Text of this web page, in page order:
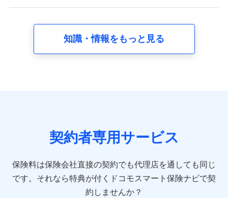
8.取引先個人情報
取引先としての選定業務、営業情報の提供業務、契約締結手
10.受託業務の 個人情報
11.マイカー通勤管理クラウド並びに法人向けASPサー
ビスに関してのお問い合わせ情報
知識・情報をもっと見る
契約者専用サービス
保険料は保険会社直接の契約でも代理店を通しても同じ
です。 それなら特典が付くドコモスマート保険ナビで契
約しませんか？